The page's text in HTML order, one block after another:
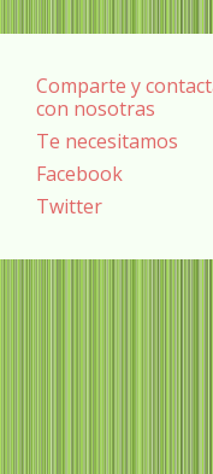
Comparte y
con nosotras
Te necesitamos
Facebook
Twitter